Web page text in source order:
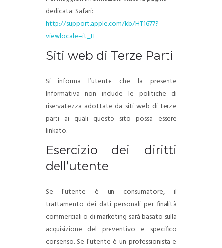
dedicata: Safari:
http://support.apple.com/kb/HT1677?
viewlocale=it_IT
Siti web di Terze Parti
Si informa l’utente che la presente
Informativa non include le politiche di
riservatezza adottate da siti web di terze
parti ai quali questo sito possa essere
linkato.
Esercizio dei diritti
dell’utente
Se l’utente è un consumatore, il
trattamento dei dati personali per finalità
commerciali o di marketing sarà basato sulla
acquisizione del preventivo e specifico
consenso. Se l’utente è un professionista e